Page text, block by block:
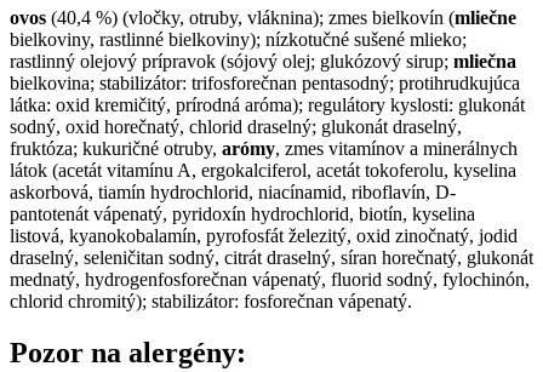
ovos (40,4 %) (vločky, otruby, vláknina); zmes bielkovín (mliečne
bielkoviny, rastlinné bielkoviny); nízkotučné sušené mlieko;
rastlinný olejový prípravok (sójový olej; glukózový sirup; mliečna
bielkovina; stabilizátor: trifosforečnan pentasodný; protihrudkujúca
látka: oxid kremičitý, prírodná aróma); regulátory kyslosti: glukonát
sodný, oxid horečnatý, chlorid draselný; glukonát draselný,
fruktóza; kukuričné otruby, arómy, zmes vitamínov a minerálnych
látok (acetát vitamínu A, ergokalciferol, acetát tokoferolu, kyselina
askorbová, tiamín hydrochlorid, niacínamid, riboflavín, D-
pantotenát vápenatý, pyridoxín hydrochlorid, biotín, kyselina
listová, kyanokobalamín, pyrofosfát železitý, oxid zinočnatý, jodid
draselný, seleničitan sodný, citrát draselný, síran horečnatý, glukonát
mednatý, hydrogenfosforečnan vápenatý, fluorid sodný, fylochinón,
chlorid chromitý); stabilizátor: fosforečnan vápenatý.
Pozor na alergény: